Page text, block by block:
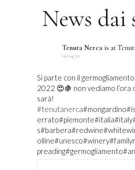
News dai
Tenuta Nerca is at
01/04/22
Si parte con il
2022 😍🍇 non vediamo l’ora
sarà!
#tenutanerca